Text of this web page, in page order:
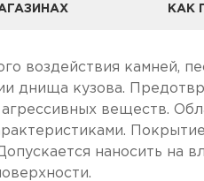
КАК
воздействия камней,
днища кузова.
веществ.
наносить на